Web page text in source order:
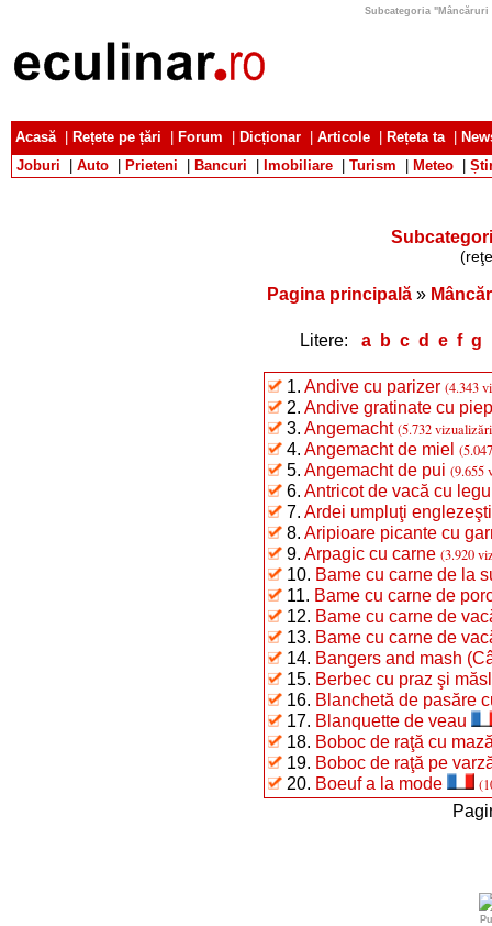
Subcategoria "Mâncăruri
Acasă| Rețete pe țări Forum Dicționar Articole Rețeta ta|
Joburi
Auto Prieteni Bancuri Imobiliare Turism Meteo
Pagina principală »
Litere: a b c d e f g
1. Andive cu parizer (4.343
2. Andive gratinate cu
3. Angemacht (5.732
4. Angemacht de miel
5. Angemacht de pui (9.655
6. Antricot de vacă cu
7. Ardei umpluţi englezeşti
8. Aripioare picante cu
9. Arpagic cu carne (3.920
10. Bame cu carne de la
11. Bame cu carne de
12. Bame cu carne de
13. Bame cu carne de
14. Bangers and mash
15. Berbec cu praz şi
16. Blanchetă de pasăre
17. Blanquette de veau
18. Boboc de raţă cu
19. Boboc de raţă pe
20. Boeuf a la mode